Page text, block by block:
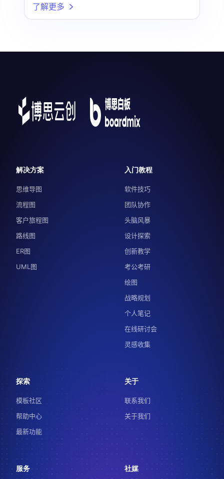
了解更多
解决方案
思维导图
流程图
客户旅程图
路线图
ER图
UML图
入门教程
软件技巧
团队协作
头脑风暴
设计探索
创新教学
考公考研
绘图
战略规划
个人笔记
在线研讨会
灵感收集
探索
模板社区
帮助中心
最新功能
关于
联系我们
关于我们
服务 社媒